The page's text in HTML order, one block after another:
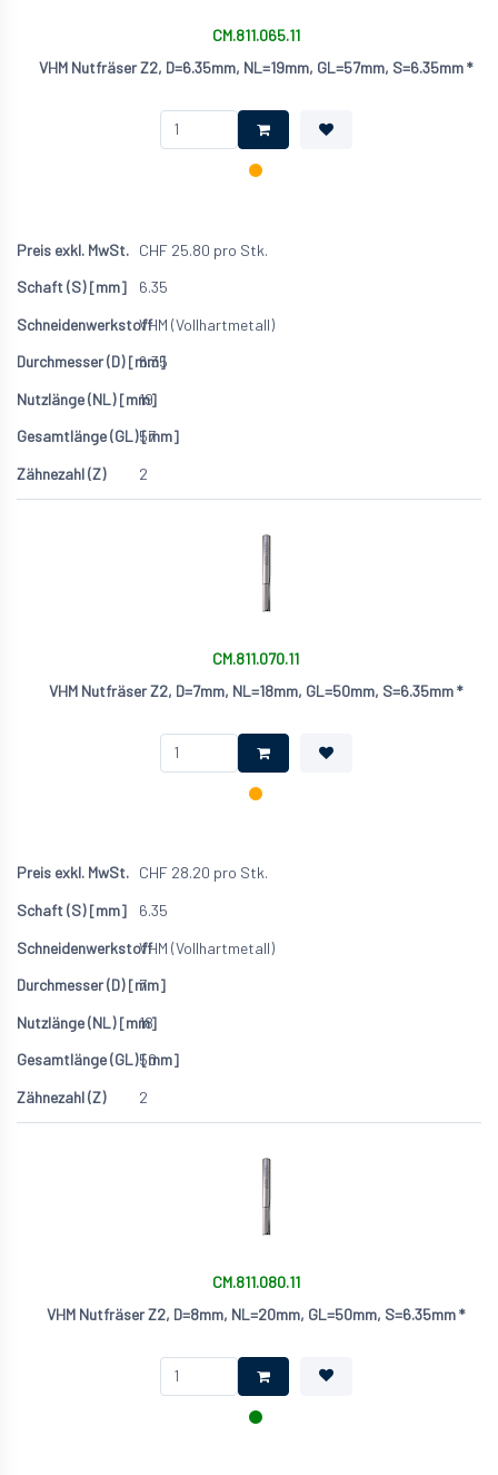
CM.811.065.11
VHM Nutfräser Z2, D=6.35mm, NL=19mm, GL=57mm, S=6.35mm *
CHF 25.80 pro Stk.
6.35
VHM (Vollhartmetall)
6.35
19
57
2
CM.811.070.11
VHM Nutfräser Z2, D=7mm, NL=18mm, GL=50mm, S=6.35mm *
CHF 28.20 pro Stk.
6.35
VHM (Vollhartmetall)
7
18
50
2
CM.811.080.11
VHM Nutfräser Z2, D=8mm, NL=20mm, GL=50mm, S=6.35mm *